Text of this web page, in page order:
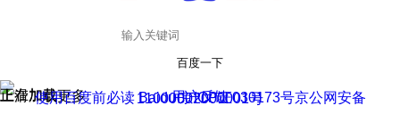
百度一下
正在加载
上滑加载更多 用户反馈
使用百度前必读 Baidu 京ICP证030173号
京公网安备11000002000001号